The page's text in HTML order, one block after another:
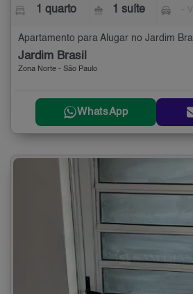
1 quarto 1 suíte
Apartamento para Alugar no Jardim
Jardim Brasil
Zona Norte - São Paulo
WhatsApp